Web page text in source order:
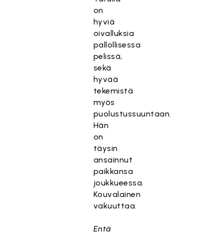
on
hyviä
oivalluksia
pallollisessa
pelissä,
sekä
hyvää
tekemistä
myös
puolustussuuntaan.
Hän
on
täysin
ansainnut
paikkansa
joukkueessa.
Kouvalainen
vakuuttaa.
Entä